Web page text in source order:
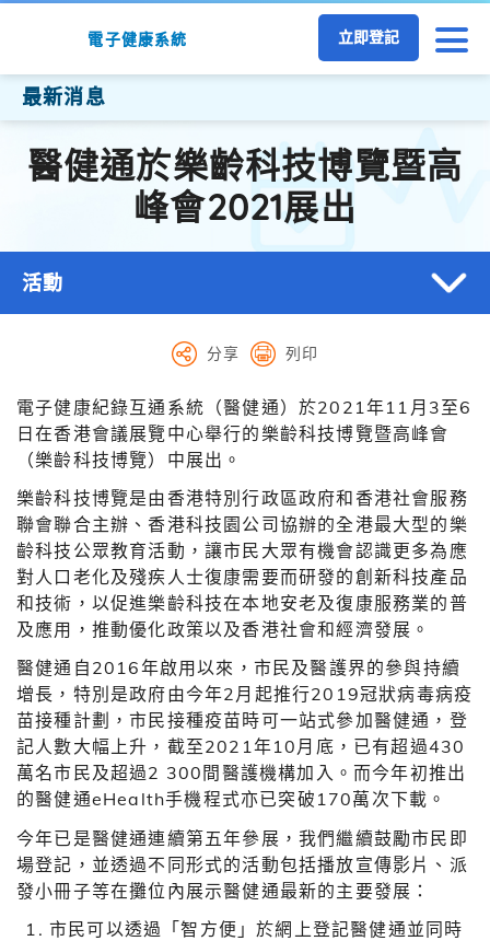
電子健康系統 立即登記
最新消息
醫健通於樂齡科技博覽暨高
峰會2021展出
活動
分享 列印
電子健康紀錄互通系統（醫健通）於2021年11月3至6
日在香港會議展覽中心舉行的樂齡科技博覽暨高峰會
（樂齡科技博覽）中展出。
樂齡科技博覽是由香港特別行政區政府和香港社會服務
聯會聯合主辦、香港科技園公司協辦的全港最大型的樂
齡科技公眾教育活動，讓市民大眾有機會認識更多為應
對人口老化及殘疾人士復康需要而研發的創新科技產品
和技術，以促進樂齡科技在本地安老及復康服務業的普
及應用，推動優化政策以及香港社會和經濟發展。
醫健通自2016年啟用以來，市民及醫護界的參與持續
增長，特別是政府由今年2月起推行2019冠狀病毒病疫
苗接種計劃，市民接種疫苗時可一站式參加醫健通，登
記人數大幅上升，截至2021年10月底，已有超過430
萬名市民及超過2 300間醫護機構加入。而今年初推出
的醫健通eHealth手機程式亦已突破170萬次下載。
今年已是醫健通連續第五年參展，我們繼續鼓勵市民即
場登記，並透過不同形式的活動包括播放宣傳影片、派
發小冊子等在攤位內展示醫健通最新的主要發展：
市民可以透過「智方便」於網上登記醫健通並同時